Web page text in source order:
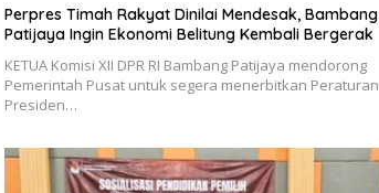
Perpres Timah Rakyat Dinilai Mendesak, Bambang
Patijaya Ingin Ekonomi Belitung Kembali Bergerak
KETUA Komisi XII DPR RI Bambang Patijaya mendorong
Pemerintah Pusat untuk segera menerbitkan Peraturan
Presiden…